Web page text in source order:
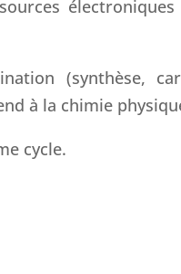
(synthèse,
à la chimie
cycle.